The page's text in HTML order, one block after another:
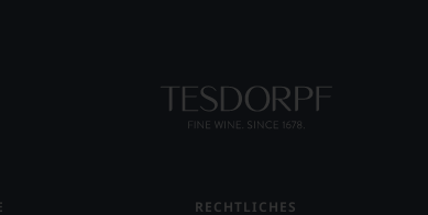
RECHTLICHES